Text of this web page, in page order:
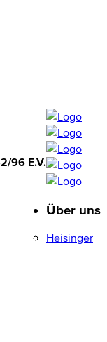
96 E.V.
96 E.V.
Über uns
Heisinger